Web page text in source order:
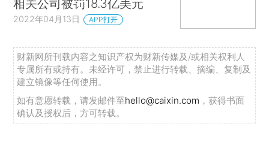
相关公司被罚18.3亿美元
2022年04月13日 APP打开
财新网所刊载内容之知识产权为财新传媒及/或相关权利人
专属所有或持有。未经许可，禁止进行转载、摘编、复制及
建立镜像等任何使用。
如有意愿转载，请发邮件至hello@caixin.com ，获得书面
确认及授权后，方可转载。